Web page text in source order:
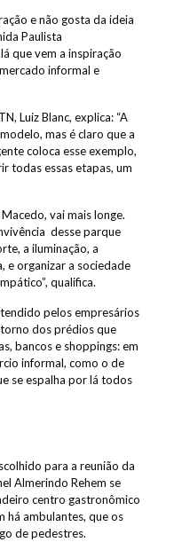
e não gosta da ideia
Paulista
que vem a inspiração
informal e
Luiz Blanc, explica: “A
mas é claro que a
coloca esse exemplo,
todas essas etapas, um
vai mais longe.
desse parque
a iluminação, a
e organizar a sociedade
qualifica.
pelos empresários
dos prédios que
bancos e shoppings: em
informal, como o de
se espalha por lá todos
para a reunião da
Almerindo Rehem se
centro gastronômico
há ambulantes, que os
de pedestres.